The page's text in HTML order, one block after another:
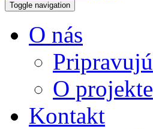
Toggle navigation
O nás
Pripravujú
O projekte
Kontakt